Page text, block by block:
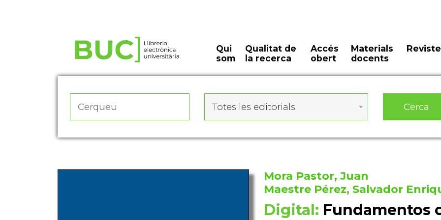
Qui
som
Qualitat de
la recerca
Accés
obert
Materials
docents
Totes les editorials Cerca
Mora Pastor, Juan
Maestre Pérez, Salvador
Digital: Fundamentos